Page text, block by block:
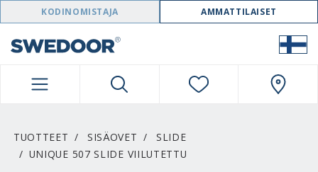
SWEDOOR NAVIGATION
KODINOMISTAJA AMMATTILAISET
TUOTTEET SISÄOVET
SLIDE
UNIQUE 507 SLIDE VIILUTETTU